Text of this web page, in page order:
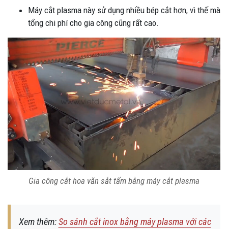
Máy cắt plasma này sử dụng nhiều bép cắt hơn, vì thế mà
tổng chi phí cho gia công cũng rất cao.
Gia công cắt hoa văn sắt tấm bằng máy cắt plasma
Xem thêm:So sánh cắt inox bằng máy plasma với các